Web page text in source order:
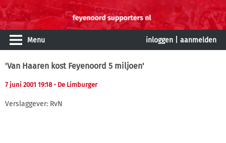
Menu inloggen aanmelden
'Van Haaren kost Feyenoord 5 miljoen'
7 juni 2001 19:18 - De Limburger
Verslaggever: RvN